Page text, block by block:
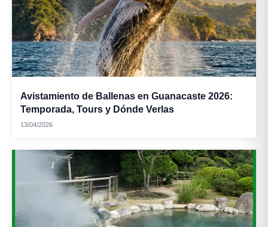
Avistamiento de Ballenas en Guanacaste 2026:
Temporada, Tours y Dónde Verlas
13/04/2026